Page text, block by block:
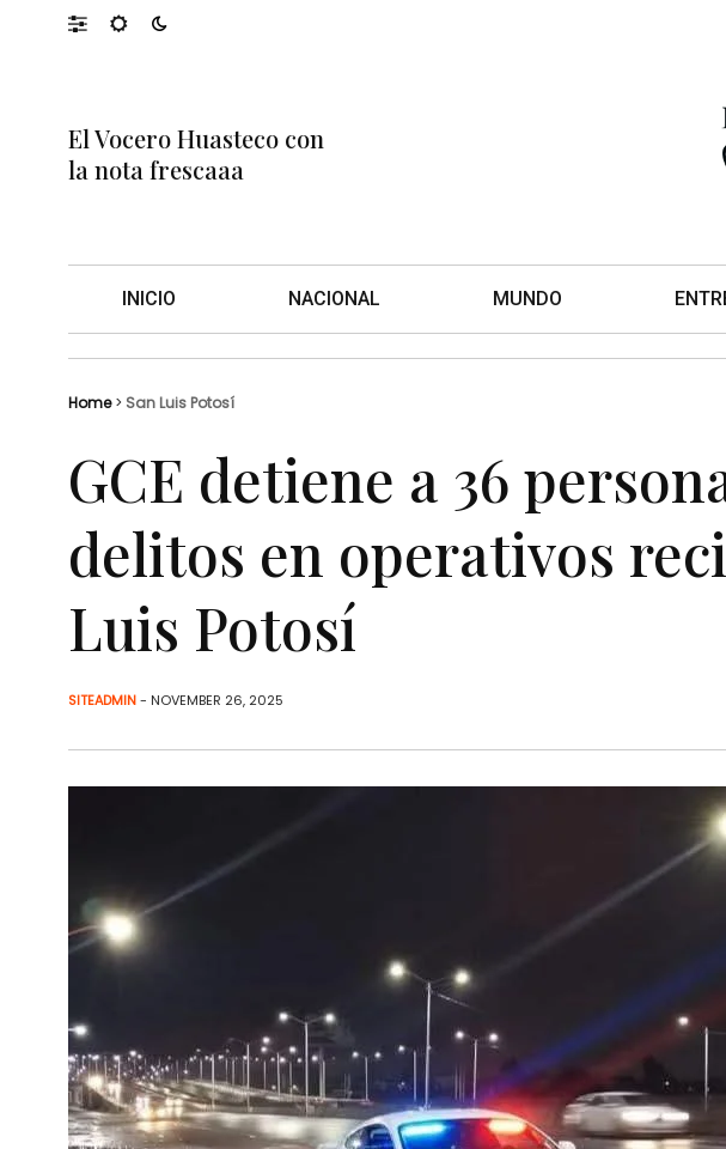
El Vocero Huasteco con
la nota frescaaa
INICIO NACIONAL MUNDO
Home> San Luis Potosí
GCE detiene a 36
delitos en operativos
Luis Potosí
SITEADMIN- NOVEMBER 26, 2025